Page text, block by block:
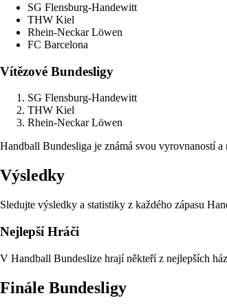
SG Flensburg-Handewitt
THW Kiel
Rhein-Neckar Löwen
FC Barcelona
Vítězové Bundesligy
SG Flensburg-Handewitt
THW Kiel
Rhein-Neckar Löwen
Handball Bundesliga je známá svou vyrovnaností
Výsledky
Sledujte výsledky a statistiky z každého zápasu
Nejlepší Hráči
V Handball Bundeslize hrají někteří z nejlepších
Finále Bundesligy